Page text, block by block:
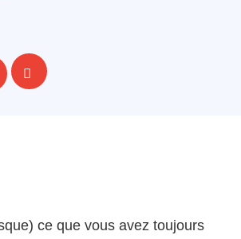
ce que vous avez toujours